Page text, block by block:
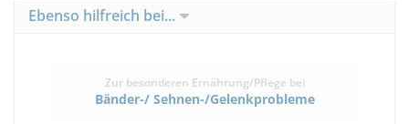
Ebenso hilfreich bei...
Zur besonderen Ernährung/Pflege bei
Bänder-/ Sehnen-/Gelenkprobleme